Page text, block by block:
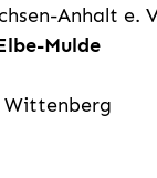
und
Anhalt e.
Mulde